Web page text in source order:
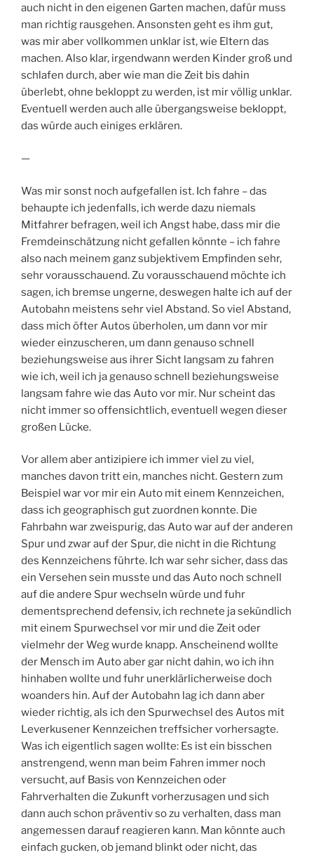
auch nicht in den eigenen Garten machen, dafür muss
man richtig rausgehen. Ansonsten geht es ihm gut,
was mir aber vollkommen unklar ist, wie Eltern das
machen. Also klar, irgendwann werden Kinder groß und
schlafen durch, aber wie man die Zeit bis dahin
überlebt, ohne bekloppt zu werden, ist mir völlig unklar.
Eventuell werden auch alle übergangsweise bekloppt,
das würde auch einiges erklären.
—
Was mir sonst noch aufgefallen ist. Ich fahre – das
behaupte ich jedenfalls, ich werde dazu niemals
Mitfahrer befragen, weil ich Angst habe, dass mir die
Fremdeinschätzung nicht gefallen könnte – ich fahre
also nach meinem ganz subjektivem Empfinden sehr,
sehr vorausschauend. Zu vorausschauend möchte ich
sagen, ich bremse ungerne, deswegen halte ich auf der
Autobahn meistens sehr viel Abstand. So viel Abstand,
dass mich öfter Autos überholen, um dann vor mir
wieder einzuscheren, um dann genauso schnell
beziehungsweise aus ihrer Sicht langsam zu fahren
wie ich, weil ich ja genauso schnell beziehungsweise
langsam fahre wie das Auto vor mir. Nur scheint das
nicht immer so offensichtlich, eventuell wegen dieser
großen Lücke.
Vor allem aber antizipiere ich immer viel zu viel,
manches davon tritt ein, manches nicht. Gestern zum
Beispiel war vor mir ein Auto mit einem Kennzeichen,
dass ich geographisch gut zuordnen konnte. Die
Fahrbahn war zweispurig, das Auto war auf der anderen
Spur und zwar auf der Spur, die nicht in die Richtung
des Kennzeichens führte. Ich war sehr sicher, dass das
ein Versehen sein musste und das Auto noch schnell
auf die andere Spur wechseln würde und fuhr
dementsprechend defensiv, ich rechnete ja sekündlich
mit einem Spurwechsel vor mir und die Zeit oder
vielmehr der Weg wurde knapp. Anscheinend wollte
der Mensch im Auto aber gar nicht dahin, wo ich ihn
hinhaben wollte und fuhr unerklärlicherweise doch
woanders hin. Auf der Autobahn lag ich dann aber
wieder richtig, als ich den Spurwechsel des Autos mit
Leverkusener Kennzeichen treffsicher vorhersagte.
Was ich eigentlich sagen wollte: Es ist ein bisschen
anstrengend, wenn man beim Fahren immer noch
versucht, auf Basis von Kennzeichen oder
Fahrverhalten die Zukunft vorherzusagen und sich
dann auch schon präventiv so zu verhalten, dass man
angemessen darauf reagieren kann. Man könnte auch
einfach gucken, ob jemand blinkt oder nicht, das